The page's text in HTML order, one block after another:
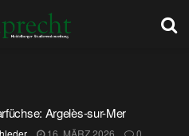
Argelès-sur-Mer
16. MÄRZ 2026 0